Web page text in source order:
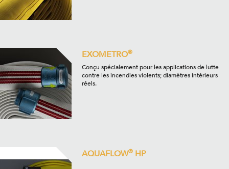
EXOMETRO®
Conçu spécialement pour les applications de lutte
contre les incendies violents; diamètres intérieurs
réels.
AQUAFLOW® HP